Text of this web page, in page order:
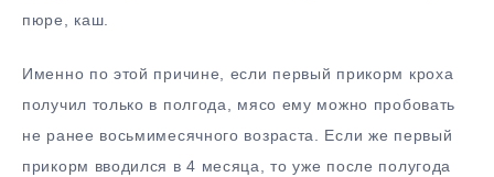
пюре, каш.
Именно по этой причине, если первый прикорм кроха
получил только в полгода, мясо ему можно пробовать
не ранее восьмимесячного возраста. Если же первый
прикорм вводился в 4 месяца, то уже после полугода